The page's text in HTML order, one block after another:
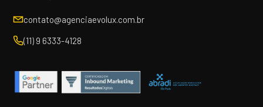
contato@agenciaevolux.com.br
(11) 9 6333-4128